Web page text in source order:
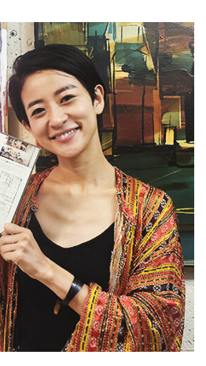
会社概
要
企業の
方へ
お問い
合わせ
プライ
バシー
ポリシ
採用情
報